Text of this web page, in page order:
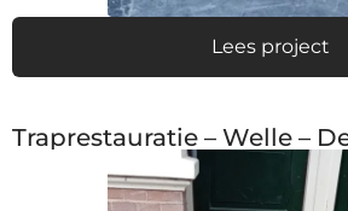
Lees project
Traprestauratie – Welle –